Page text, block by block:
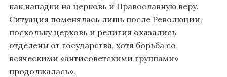
как нападки на церковь и Православную веру.
Ситуация поменялась лишь после Революции,
поскольку церковь и религия оказались
отделены от государства, хотя борьба со
всяческими «антисоветскими группами»
продолжалась».